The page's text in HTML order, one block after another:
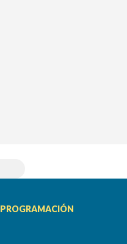
PROGRAMACIÓN